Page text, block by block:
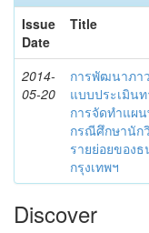
Issue
Date
Title
2014-
05-20
การพัฒนาภา
แบบประเมิน
การจัดทำแผ
กรณีศึกษานัก
รายย่อยของ
กรุงเทพฯ
Discover